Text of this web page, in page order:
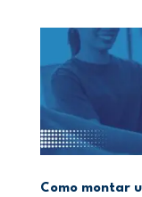
Como montar